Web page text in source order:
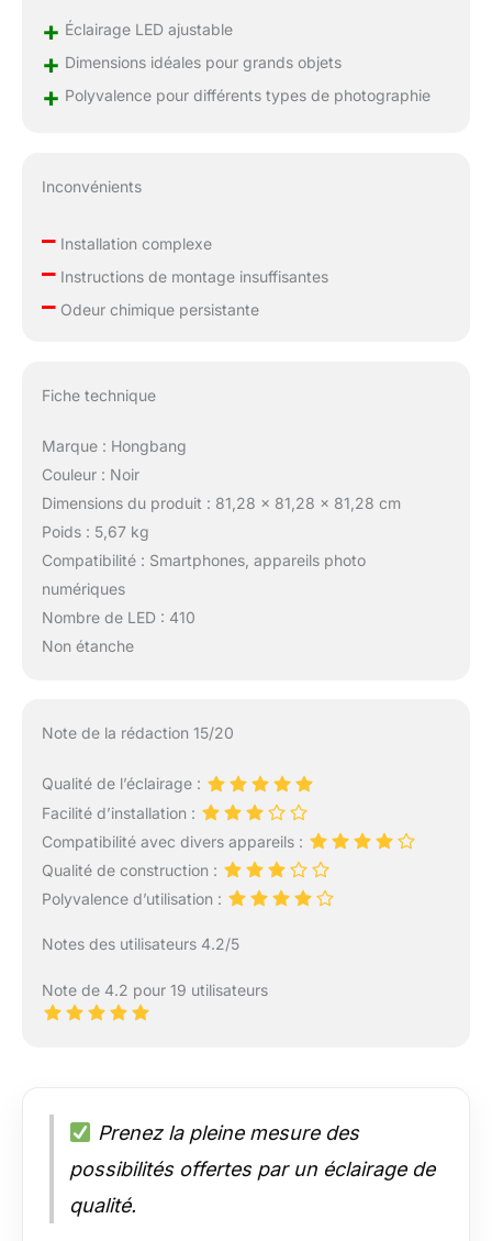
d'installation pratique
inclus pour un
transport facile. La
+ Éclairage LED ajustable
+ Dimensions idéales pour grands objets
+ Polyvalence pour différents types de photographie
Inconvénients
–Installation complexe
–Instructions de montage insuffisantes
–Odeur chimique persistante
Fiche technique
Marque : Hongbang
Couleur : Noir
Dimensions du produit : 81,28 x 81,28 x 81,28 cm
Poids : 5,67 kg
Compatibilité : Smartphones, appareils photo
numériques
Nombre de LED : 410
Non étanche
Note de la rédaction 15/20
Qualité de l’éclairage :
Facilité d’installation :
Compatibilité avec divers appareils :
Qualité de construction :
Polyvalence d’utilisation :
Notes des utilisateurs 4.2/5
Note de 4.2 pour 19 utilisateurs
Prenez la pleine mesure des
possibilités offertes par un éclairage de
qualité.